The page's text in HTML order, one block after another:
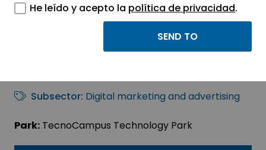
CAES Marketing, S.L
Subsector: Digital marketing and advertising
Park: TecnoCampus Technology Park
He leído y acepto la política de privacidad.